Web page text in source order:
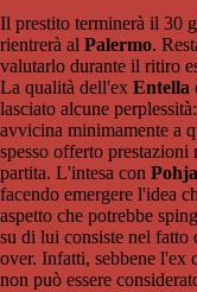
Il prestito terminerà il 30
rientrerà al Palermo.
valutarlo durante il ritiro
La qualità dell'ex Entella
lasciato alcune
avvicina minimamente a
spesso offerto
partita. L'intesa con
facendo emergere l'idea
aspetto che potrebbe
su di lui consiste nel fatto
over. Infatti, sebbene l'ex
non può essere